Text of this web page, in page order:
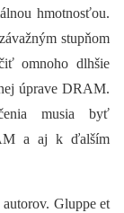
hmotnosťou.
stupňom
omnoho dlhšie
úprave DRAM.
musia byť
a aj k ďalším
Gluppe et